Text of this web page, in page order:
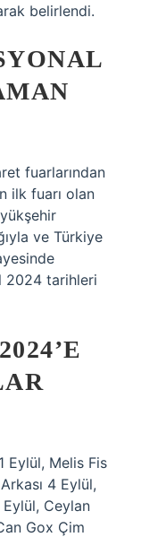
belirlendi.
fuarlarından
ilk fuarı olan
ve Türkiye
tarihleri
Eylül, Melis Fis
4 Eylül,
Eylül, Ceylan
Gox Çim